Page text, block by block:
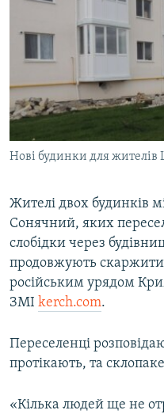
СПЕЦПРОЕКТИ
ВІДЕОУРОКИ «ELIFBE»
СВІДЧЕННЯ ОКУПАЦІЇ
УКРАЇНСЬКА ПРОБЛЕМА
ІНФОГРАФІКА
ЯК ОБІЙТИ
Русский
Qırımtatar
ДОЛУЧАЙСЯ!
Усі сайти RFE/RL
Нові будинки для жителів
Жителі двох будинків
Сонячний, яких
слобідки через
продовжують
російським урядом
ЗМІ kerch.com.
Переселенці
протікають, та
«Кілька людей ще не